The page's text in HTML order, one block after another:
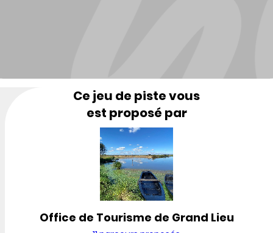
Ce jeu de piste vous
est proposé par
Office de Tourisme de Grand Lieu